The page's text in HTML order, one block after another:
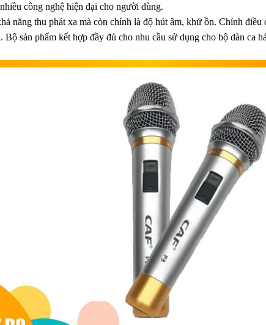
công nghệ hiện đại cho người dùng.
năng thu phát xa mà còn chính là độ hút âm, khử ồn. Chính
Bộ sản phẩm kết hợp đầy đủ cho nhu cầu sử dụng cho bộ dàn ca